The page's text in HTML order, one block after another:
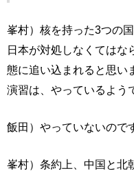
峯村）核を持った3つの
日本が対処しなくてはな
態に追い込まれると思い
演習は、やっているよう
飯田）やっていないので
峯村）条約上、中国と北